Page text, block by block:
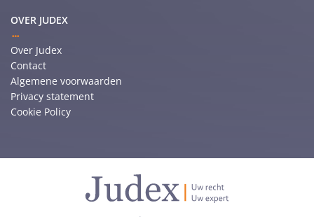
OVER JUDEX
Over Judex
Contact
Algemene voorwaarden
Privacy statement
Cookie Policy